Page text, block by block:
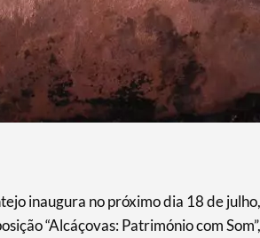
inaugura no próximo dia 18 de
“Alcáçovas: Património com